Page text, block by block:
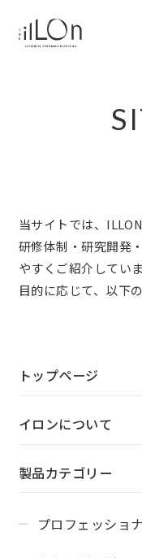
当サイトでは、
研修体制・研究開発
やすくご紹介していま
目的に応じて、以下
トップページ
イロンについて
製品カテゴリー
プロフェッショ